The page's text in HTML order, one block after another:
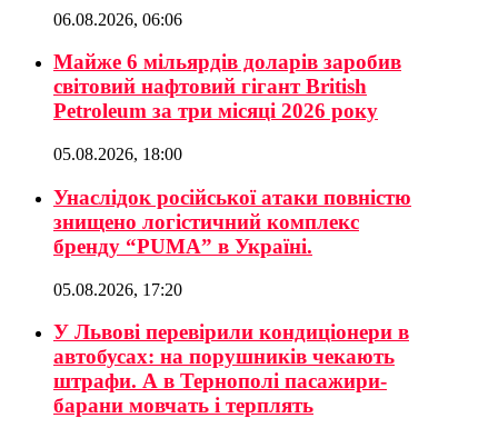
06.08.2026, 06:06
Майже 6 мільярдів доларів заробив
світовий нафтовий гігант British
Petroleum за три місяці 2026 року
05.08.2026, 18:00
Унаслідок російської атаки повністю
знищено логістичний комплекс
бренду “PUMA” в Україні.
05.08.2026, 17:20
У Львові перевірили кондиціонери в
автобусах: на порушників чекають
штрафи. А в Тернополі пасажири-
барани мовчать і терплять